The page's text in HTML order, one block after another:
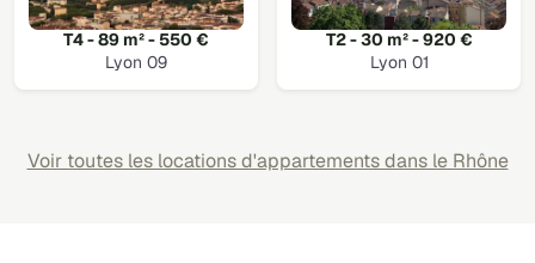
T4 - 89 m² - 550 €
Lyon 09
T2 - 30 m² - 920 €
Lyon 01
Voir toutes les locations d'appartements dans le Rhône